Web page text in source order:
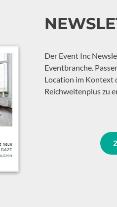
Der Event Inc
Eventbranche.
Location im Kontext
Reichweitenplus zu